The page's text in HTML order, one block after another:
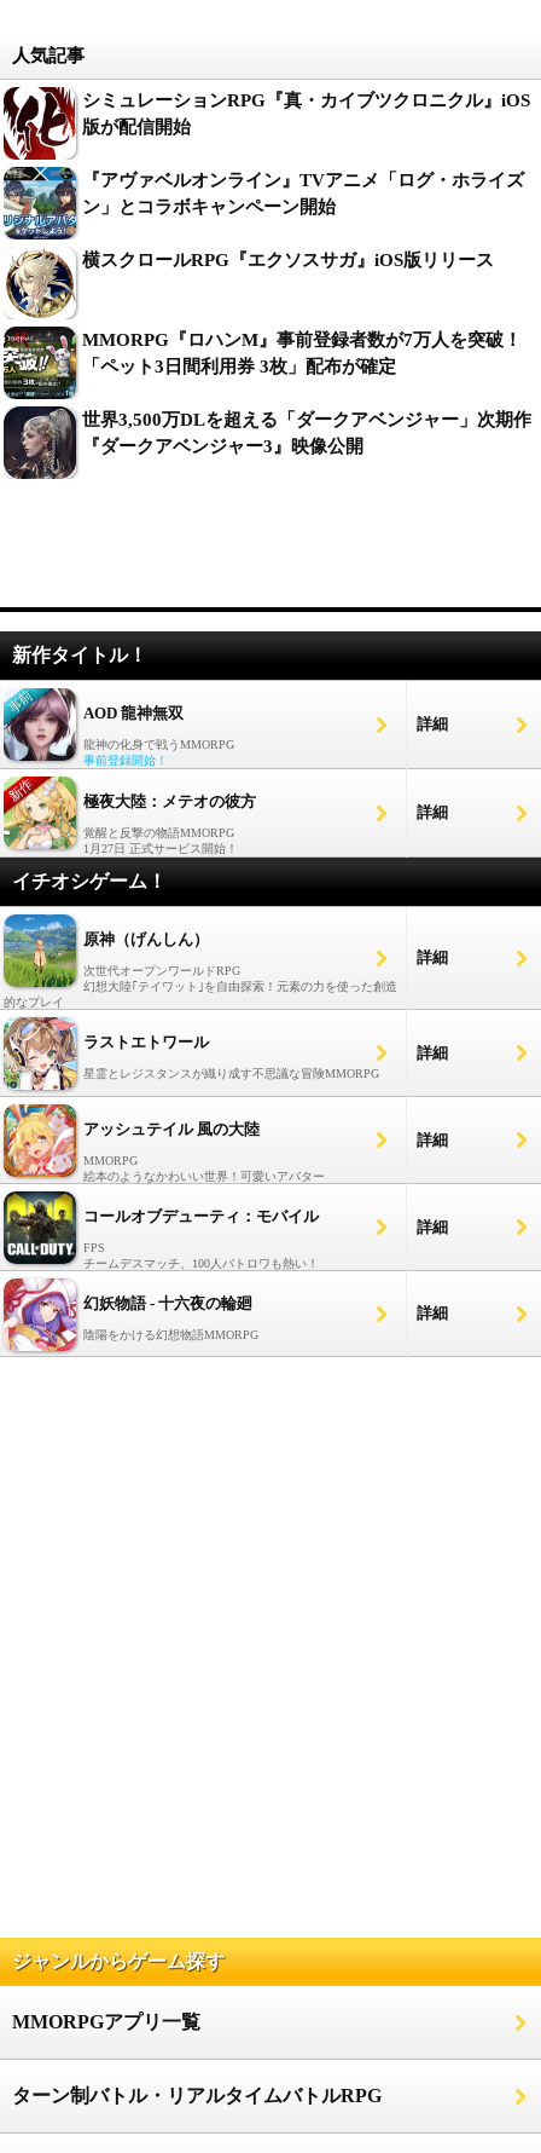
人気記事
シミュレーションRPG『真・カイブツクロニクル』iOS
版が配信開始
『アヴァベルオンライン』TVアニメ「ログ・ホライズ
ン」とコラボキャンペーン開始
横スクロールRPG『エクソスサガ』iOS版リリース
MMORPG『ロハンM』事前登録者数が7万人を突破！
「ペット3日間利用券 3枚」配布が確定
世界3,500万DLを超える「ダークアベンジャー」次期作
『ダークアベンジャー3』映像公開
新作タイトル！
AOD 龍神無双
龍神の化身で戦うMMORPG
事前登録開始！
詳細
極夜大陸：メテオの彼方
覚醒と反撃の物語MMORPG
1月27日 正式サービス開始！
詳細
イチオシゲーム！
原神（げんしん）
次世代オープンワールドRPG
幻想大陸｢テイワット｣を自由探索！元素の力を使った創造
的なプレイ
詳細
ラストエトワール
星霊とレジスタンスが織り成す不思議な冒険MMORPG
詳細
アッシュテイル 風の大陸
MMORPG
絵本のようなかわいい世界！可愛いアバター
詳細
コールオブデューティ：モバイル
FPS
チームデスマッチ、100人バトロワも熱い！
詳細
幻妖物語 - 十六夜の輪廻
陰陽をかける幻想物語MMORPG
詳細
ジャンルからゲーム探す
MMORPGアプリ一覧
ターン制バトル・リアルタイムバトルRPG